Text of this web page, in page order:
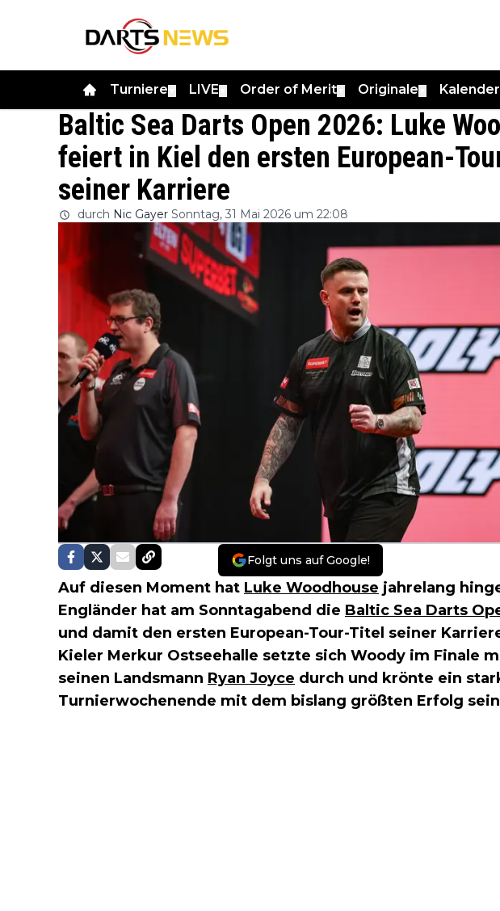
Turniere LIVE Order of Merit Originale Kalender
Baltic Sea Darts Open 2026: Luke
feiert in Kiel den ersten European-
seiner Karriere
durch Nic Gayer Sonntag, 31 Mai 2026 um 22:08
Folgt uns auf Google!
Auf diesen Moment hat Luke Woodhouse jahrelang
Engländer hat am Sonntagabend die Baltic Sea Darts
und damit den ersten European-Tour-Titel seiner
Kieler Merkur Ostseehalle setzte sich Woody im Finale
seinen Landsmann Ryan Joyce durch und krönte ein
Turnierwochenende mit dem bislang größten Erfolg